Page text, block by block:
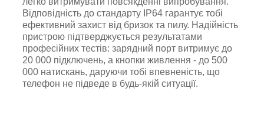
Відповідність до стандарту IP64 гарантує тобі
ефективний захист від бризок та пилу. Надійність
пристрою підтверджується результатами
професійних тестів: зарядний порт витримує до
20 000 підключень, а кнопки живлення - до 500
000 натискань, даруючи тобі впевненість, що
телефон не підведе в будь-якій ситуації.